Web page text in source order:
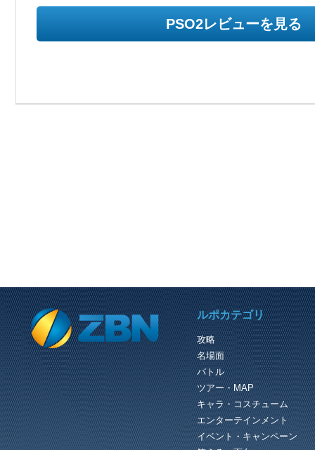
PSO2レビューを見る
PREVIOUS REVIEW
マトイとの会話
ストーリーモードのマトイと新惑星
時の会話（浮遊大陸） ・・・・・ヒ
インなのか？ ＰＳ０２レビュ－ ：
http://zigsow.jp/review/225/23886...
ルポカテゴリ
攻略
名場面
バトル
ツアー・MAP
キャラ・コスチューム
エンターテインメント
イベント・キャンペーン